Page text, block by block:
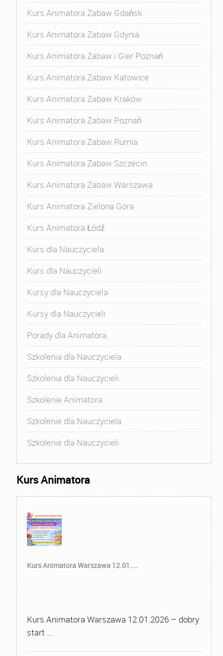
Kurs Animatora Zabaw Gdańsk
Kurs Animatora Zabaw Gdynia
Kurs Animatora Zabaw i Gier Poznań
Kurs Animatora Zabaw Katowice
Kurs Animatora Zabaw Kraków
Kurs Animatora Zabaw Poznań
Kurs Animatora Zabaw Rumia
Kurs Animatora Zabaw Szczecin
Kurs Animatora Zabaw Warszawa
Kurs Animatora Zielona Góra
Kurs Animatora Łódź
Kurs dla Nauczyciela
Kurs dla Nauczycieli
Kursy dla Nauczyciela
Kursy dla Nauczycieli
Porady dla Animatora
Szkolenia dla Nauczyciela
Szkolenia dla Nauczycieli
Szkolenie Animatora
Szkolenie dla Nauczyciela
Szkolenie dla Nauczycieli
Kurs Animatora
Kurs Animatora Warszawa 12.01....
Kurs Animatora Warszawa 12.01.2026 – dobry
start …